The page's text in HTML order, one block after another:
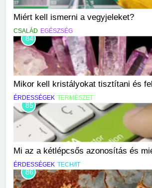
Miért kell ismerni a vegyjeleket?
CSALÁD EGÉSZSÉG
84
Mikor kell kristályokat tisztítani és
ÉRDESSÉGEK TERMÉSZET
85
Mi az a kétlépcsős azonosítás és
ÉRDESSÉGEK TECH/IT
86